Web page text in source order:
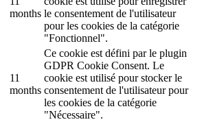
months le consentement de l'utilisateur
pour les cookies de la catégorie
"Fonctionnel".
11
months
Ce cookie est défini par le plugin
GDPR Cookie Consent. Le
cookie est utilisé pour stocker le
consentement de l'utilisateur pour
les cookies de la catégorie
"Nécessaire".